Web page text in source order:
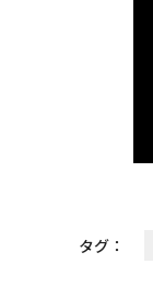
タグ：